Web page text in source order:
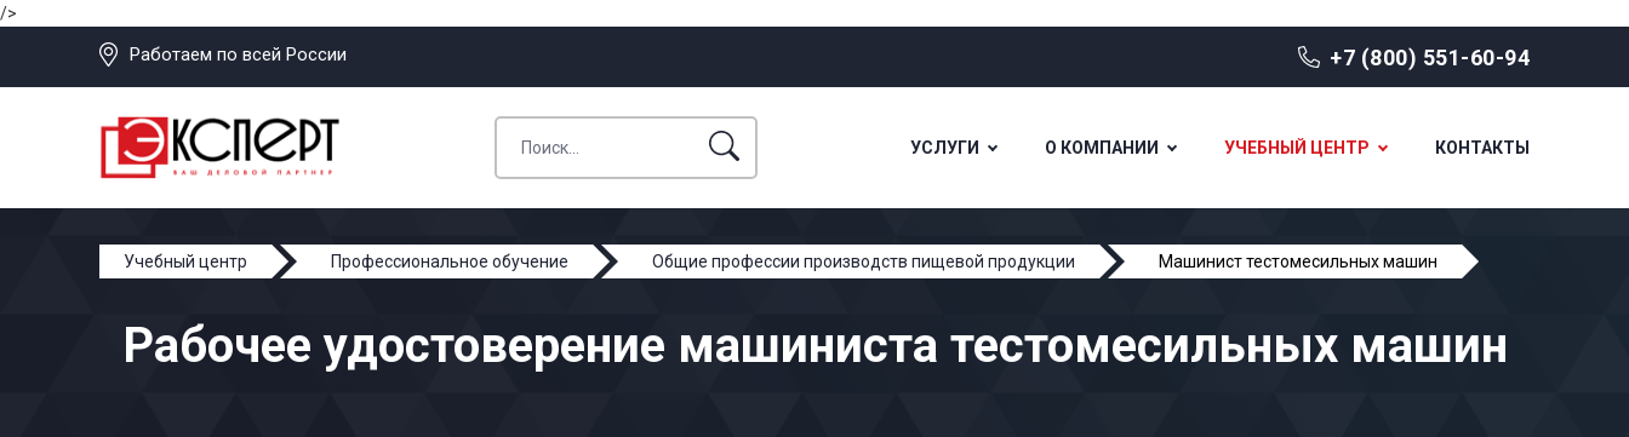
/>
Работаем по всей России +7 (800) 551-60-94
УСЛУГИ О КОМПАНИИ УЧЕБНЫЙ ЦЕНТР КОНТАКТЫ
Учебный центр Профессиональное обучение Общие профессии производств пищевой продукции Машинист тестомесильных машин
Рабочее удостоверение машиниста тестомесильных машин